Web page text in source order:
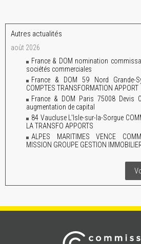
Autres actualités
août 2026
France & DOM nomination
sociétés commerciales
France & DOM 59 Nord Grande-
COMPTES TRANSFORMATION APPORT
France & DOM Paris 75008 Devis
augmentation de capital
84 Vaucluse L'Isle-sur-la-Sorgue
LA TRANSFO APPORTS
ALPES MARITIMES VENCE
MISSION GROUPE GESTION